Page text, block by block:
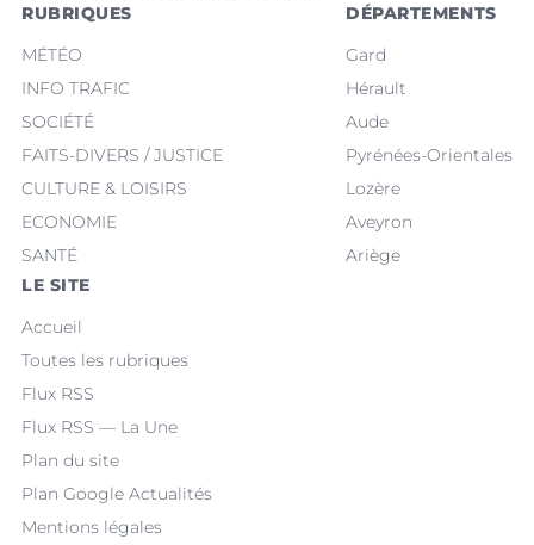
RUBRIQUES
MÉTÉO
INFO TRAFIC
SOCIÉTÉ
FAITS-DIVERS / JUSTICE
CULTURE & LOISIRS
ECONOMIE
SANTÉ
DÉPARTEMENTS
Gard
Hérault
Aude
Pyrénées-Orientales
Lozère
Aveyron
Ariège
LE SITE
Accueil
Toutes les rubriques
Flux RSS
Flux RSS — La Une
Plan du site
Plan Google Actualités
Mentions légales